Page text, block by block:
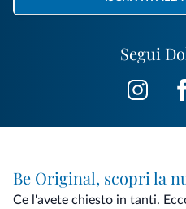
Segui
Be Original, scopri la
Ce l'avete chiesto in tanti.